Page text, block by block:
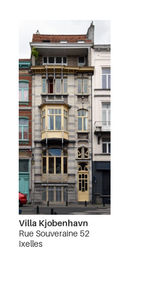
Villa Kjobenhavn
Rue Souveraine 52
Ixelles